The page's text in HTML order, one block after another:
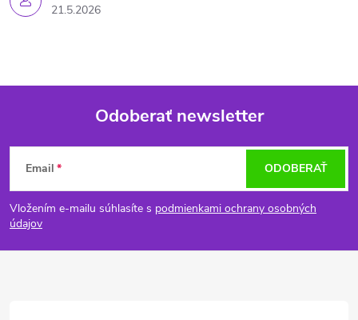
21.5.2026
Z
á
p
Odoberať newsletter
Email
Vložením e-mailu súhlasíte s podmienkami ochrany osobných
údajov
ODOBERAŤ